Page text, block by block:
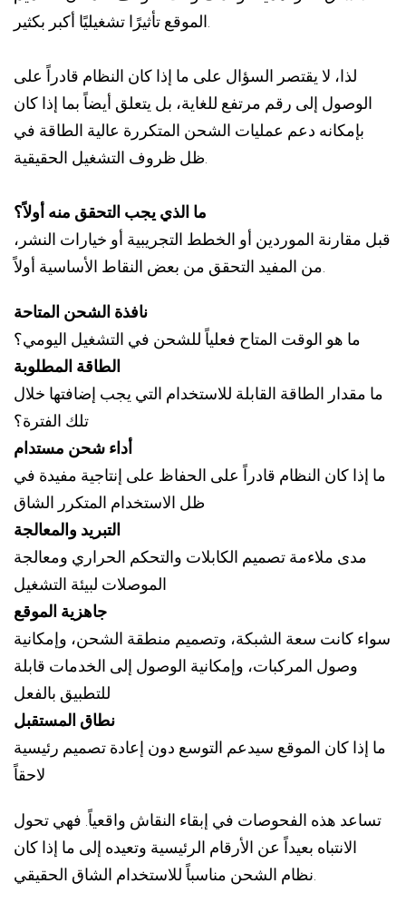
لذا، لا يقتصر السؤال على ما إذا كان النظام قادراً على
الوصول إلى رقم مرتفع للغاية، بل يتعلق أيضاً بما إذا كان
بإمكانه دعم عمليات الشحن المتكررة عالية الطاقة في
ما الذي يجب التحقق منه أولاً؟
قبل مقارنة الموردين أو الخطط التجريبية أو خيارات النشر،
نافذة الشحن المتاحة
ما هو الوقت المتاح فعلياً للشحن في التشغيل اليومي؟
الطاقة المطلوبة
ما مقدار الطاقة القابلة للاستخدام التي يجب إضافتها خلال
تلك الفترة؟
أداء شحن مستدام
ما إذا كان النظام قادراً على الحفاظ على إنتاجية مفيدة في
ظل الاستخدام المتكرر الشاق
التبريد والمعالجة
مدى ملاءمة تصميم الكابلات والتحكم الحراري ومعالجة
الموصلات لبيئة التشغيل
جاهزية الموقع
سواء كانت سعة الشبكة، وتصميم منطقة الشحن، وإمكانية
وصول المركبات، وإمكانية الوصول إلى الخدمات قابلة
للتطبيق بالفعل
نطاق المستقبل
ما إذا كان الموقع سيدعم التوسع دون إعادة تصميم رئيسية
لاحقاً
تساعد هذه الفحوصات في إبقاء النقاش واقعياً. فهي تحول
الانتباه بعيداً عن الأرقام الرئيسية وتعيده إلى ما إذا كان